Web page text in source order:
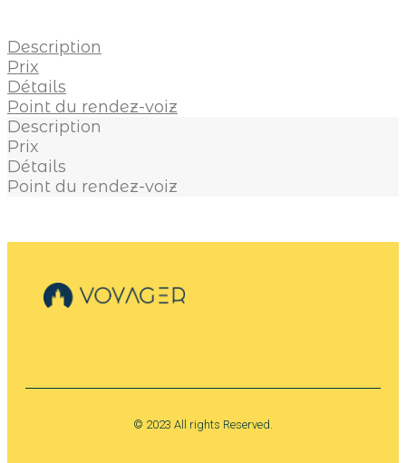
Description
Prix
Détails
Point du rendez-voiz
Description
Prix
Détails
Point du rendez-voiz
© 2023 All rights Reserved.